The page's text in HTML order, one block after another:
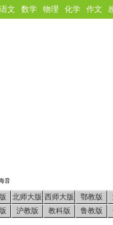
语文 数学 物理 化学 作文
音
北师大版 西师大版 鄂教版
沪教版 教科版 鲁教版